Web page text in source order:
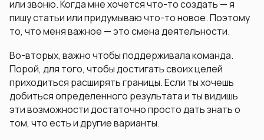
или звоню. Когда мне хочется что-то создать — я
пишу статьи или придумываю что-то новое. Поэтому
то, что меня важное — это смена деятельности.
Во-вторых, важно чтобы поддерживала команда.
Порой, для того, чтобы достигать своих целей
приходиться расширять границы. Если ты хочешь
добиться определенного результата и ты видишь
эти возможности достаточно просто дать знать о
том, что есть и другие варианты.